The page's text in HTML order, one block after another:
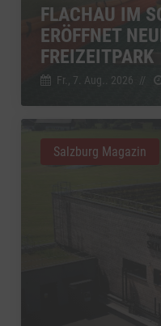
FLACHAU IM
ERÖFFNET
FREIZEITPARK
Fr., 7. Aug.. 2026 //
Salzburg Magazin